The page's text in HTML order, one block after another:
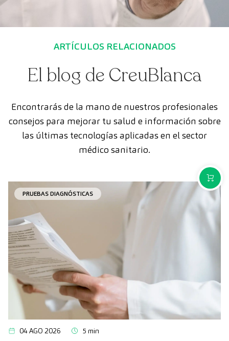
ARTÍCULOS RELACIONADOS
El blog de CreuBlanca
Encontrarás de la mano de nuestros profesionales
consejos para mejorar tu salud e información sobre
las últimas tecnologías aplicadas en el sector
médico sanitario.
PRUEBAS DIAGNÓSTICAS
04 AGO 2026 5 min